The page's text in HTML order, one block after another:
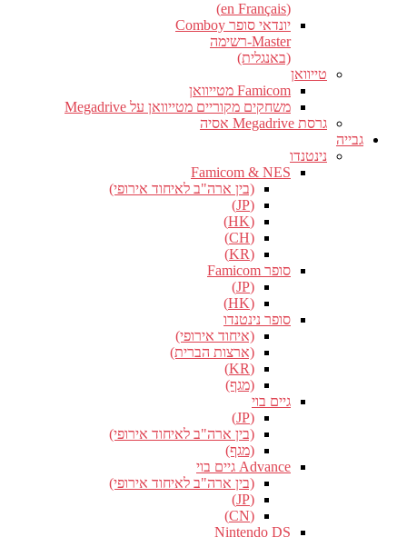
(en Français)
יונדאי סופר Comboy
Master-רשימה
(באנגלית)
טייוואן
Famicom מטייוואן
משחקים מקוריים מטייוואן על Megadrive
גרסת Megadrive אסיה
גבייה
נינטנדו
Famicom & NES
(בין ארה"ב לאיחוד אירופי)
(JP)
(HK)
(CH)
(KR)
סופר Famicom
(JP)
(HK)
סופר נינטנדו
(איחוד אירופי)
(ארצות הברית)
(KR)
(מגף)
גיים בוי
(JP)
(בין ארה"ב לאיחוד אירופי)
(מגף)
Advance גיים בוי
(בין ארה"ב לאיחוד אירופי)
(JP)
(CN)
Nintendo DS